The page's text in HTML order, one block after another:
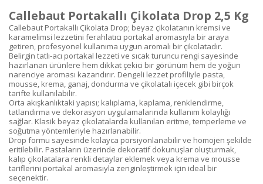
Callebaut Portakallı Çikolata Drop 2,5 Kg
Callebaut Portakallı Çikolata Drop; beyaz çikolatanın kremsi ve
karamelimsi lezzetini ferahlatıcı portakal aromasıyla bir araya
getiren, profesyonel kullanıma uygun aromalı bir çikolatadır.
Belirgin tatlı-acı portakal lezzeti ve sıcak turuncu rengi sayesinde
hazırlanan ürünlere hem dikkat çekici bir görünüm hem de yoğun
narenciye aroması kazandırır. Dengeli lezzet profiliyle pasta,
mousse, krema, ganaj, dondurma ve çikolatalı içecek gibi birçok
tarifte kullanılabilir.
Orta akışkanlıktaki yapısı; kalıplama, kaplama, renklendirme,
tatlandırma ve dekorasyon uygulamalarında kullanım kolaylığı
sağlar. Klasik beyaz çikolatalarda kullanılan eritme, temperleme ve
soğutma yöntemleriyle hazırlanabilir.
Drop formu sayesinde kolayca porsiyonlanabilir ve homojen şekilde
eritilebilir. Pastaların üzerinde dekoratif dokunuşlar oluşturmak,
kalıp çikolatalara renkli detaylar eklemek veya krema ve mousse
tariflerini portakal aromasıyla zenginleştirmek için ideal bir
seçenektir.